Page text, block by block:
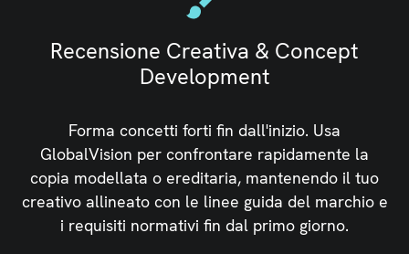
Recensione Creativa & Concept
Development
Forma concetti forti fin dall'inizio. Usa
GlobalVision per confrontare rapidamente la
copia modellata o ereditaria, mantenendo il tuo
creativo allineato con le linee guida del marchio e
i requisiti normativi fin dal primo giorno.